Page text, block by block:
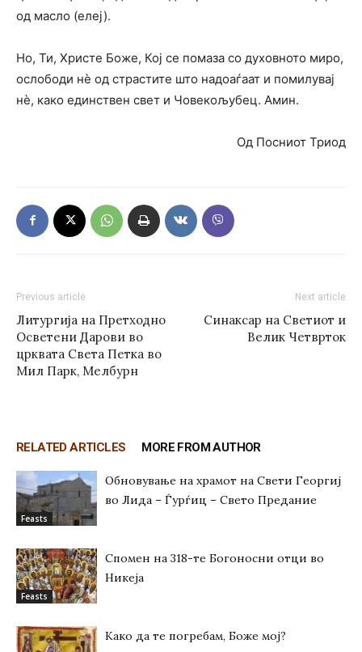
од масло (елеј).
Но, Ти, Христе Боже, Кој се помаза со духовното миро,
ослободи нè од страстите што надоаѓаат и помилувај
нè, како единствен свет и Човекољубец. Амин.
Од Посниот Триод
Previous article
Литургија на Претходно
Осветени Дарови во
црквата Света Петка во
Мил Парк, Мелбурн
Next article
Синаксар на Светиот и
Велик Четврток
RELATED ARTICLES MORE FROM AUTHOR
Feasts
Обновување на храмот на Свети Георгиј
во Лида – Ѓурѓиц – Свето Предание
Feasts
Спомен на 318-те Богоносни отци во
Никеја
Како да те погребам, Боже мој?